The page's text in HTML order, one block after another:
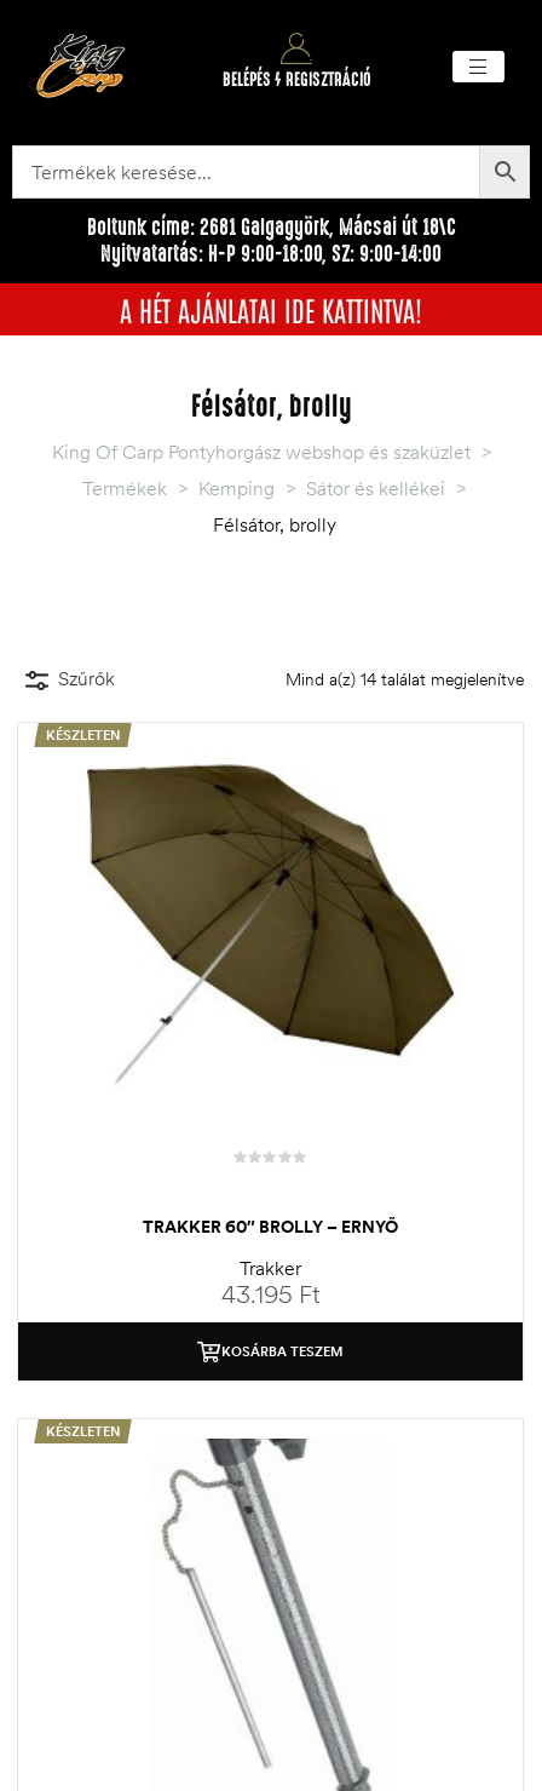
BELÉPÉS / REGISZTRÁCIÓ
Boltunk címe: 2681 Galgagyörk, Mácsai út 18\C
Nyitvatartás: H-P 9:00-18:00, SZ: 9:00-14:00
A HÉT AJÁNLATAI IDE KATTINTVA!
Félsátor, brolly
King Of Carp Pontyhorgász webshop és szaküzlet >
Termékek > Kemping > Sátor és kellékei >
Félsátor, brolly
Szűrők Mind a(z) 14 találat megjelenítve
KÉSZLETEN
TRAKKER 60″ BROLLY – ERNYŐ
Trakker
43.195 Ft
KOSÁRBA TESZEM
KÉSZLETEN